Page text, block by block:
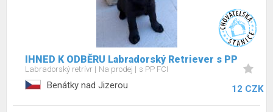
IHNED K ODBĚRU Labradorský Retriever s PP
Labradorský retrívr Na prodej s PP FCI
Benátky nad Jizerou 12 CZK